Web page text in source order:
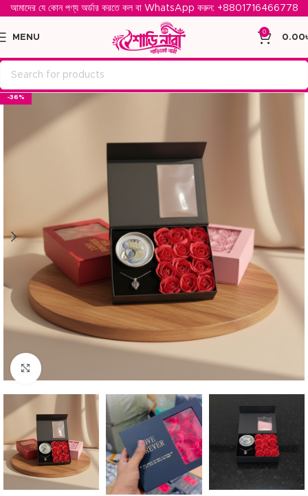
আমাদের যে কোন পণ্য অর্ডার করতে কল বা WhatsApp করুন: ‪ +8801716466778‬
MENU
0
0.00
-36%
Click to enlarge